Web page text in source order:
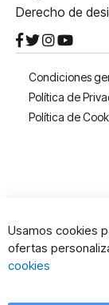
Derecho de
Condiciones
Política de
Política de
Usamos cookies
ofertas
cookies